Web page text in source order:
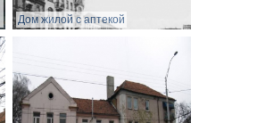
Дом жилой с аптекой